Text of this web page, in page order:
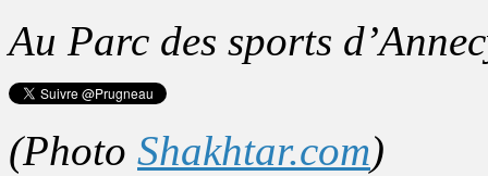
Au Parc des sports
(Photo Shakhtar.com)